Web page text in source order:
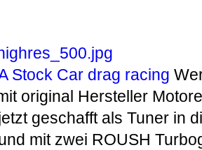
Stock Car drag racing
original Hersteller
geschafft als Tuner in
mit zwei ROUSH